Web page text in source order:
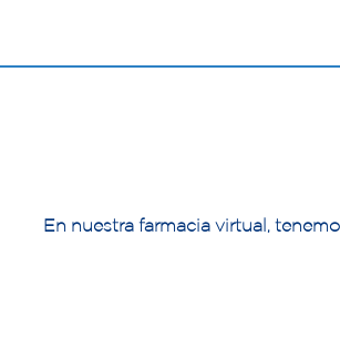
En nuestra farmacia virtual,